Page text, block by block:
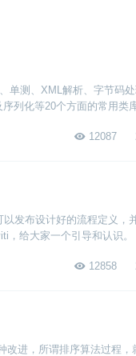
测、XML解析、字节码处
列化等20个方面的常用类
12087
发布设计好的流程定义，
给大家一个引导和认识。
12858
进，所谓排序算法过程，